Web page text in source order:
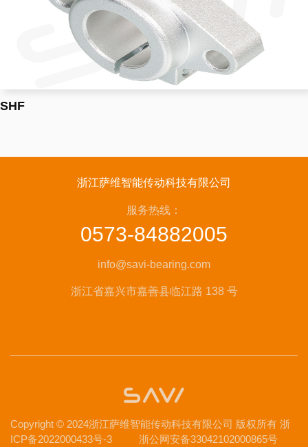
SHF
浙江萨维智能传动科技有限公司
服务热线：
0573-84882005
info@savi-bearing.com
浙江省嘉兴市嘉善县临江路 138 号
Copyright © 2024浙江萨维智能传动科技有限公司 版权所有 浙
ICP备2022000433号-3
浙公网安备33042102000865号